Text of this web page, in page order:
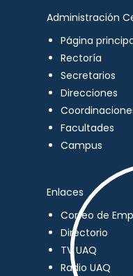
Administración
Página
Rectoría
Secretarios
Direcciones
Facultades
Campus
Enlaces
Correo de
Directorio
TV UAQ
Radio UAQ